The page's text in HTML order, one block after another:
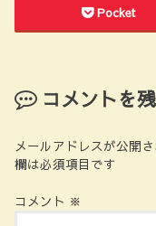
Pocket
コメントを
メールアドレスが公開
欄は必須項目です
コメント ※